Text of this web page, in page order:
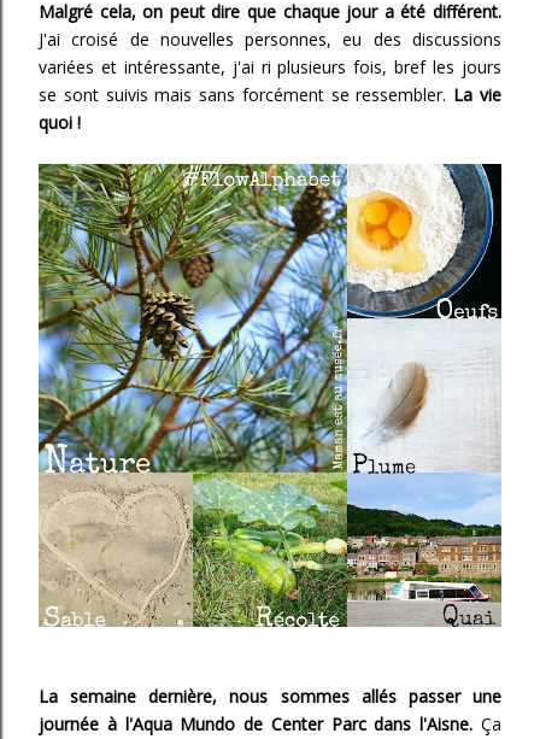
Malgré cela, on peut dire que chaque jour a été différent.
J'ai croisé de nouvelles personnes, eu des discussions
variées et intéressante, j'ai ri plusieurs fois, bref les jours
se sont suivis mais sans forcément se ressembler. La vie
quoi !
La semaine dernière, nous sommes allés passer une
journée à l'Aqua Mundo de Center Parc dans l'Aisne. Ça